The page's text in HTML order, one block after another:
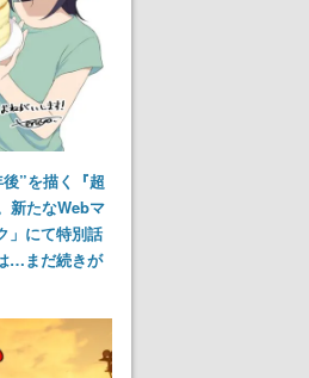
後”を描く『超
新たなWebマ
」にて特別話
…まだ続きが